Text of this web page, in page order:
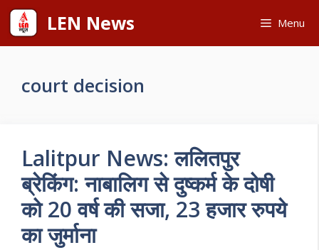
Skip
content
LEN News Menu
court decision
Lalitpur News: ललितपुर
ब्रेकिंग: नाबालिग से दुष्कर्म के दोषी
को 20 वर्ष की सजा, 23 हजार रुपये
का जुर्माना